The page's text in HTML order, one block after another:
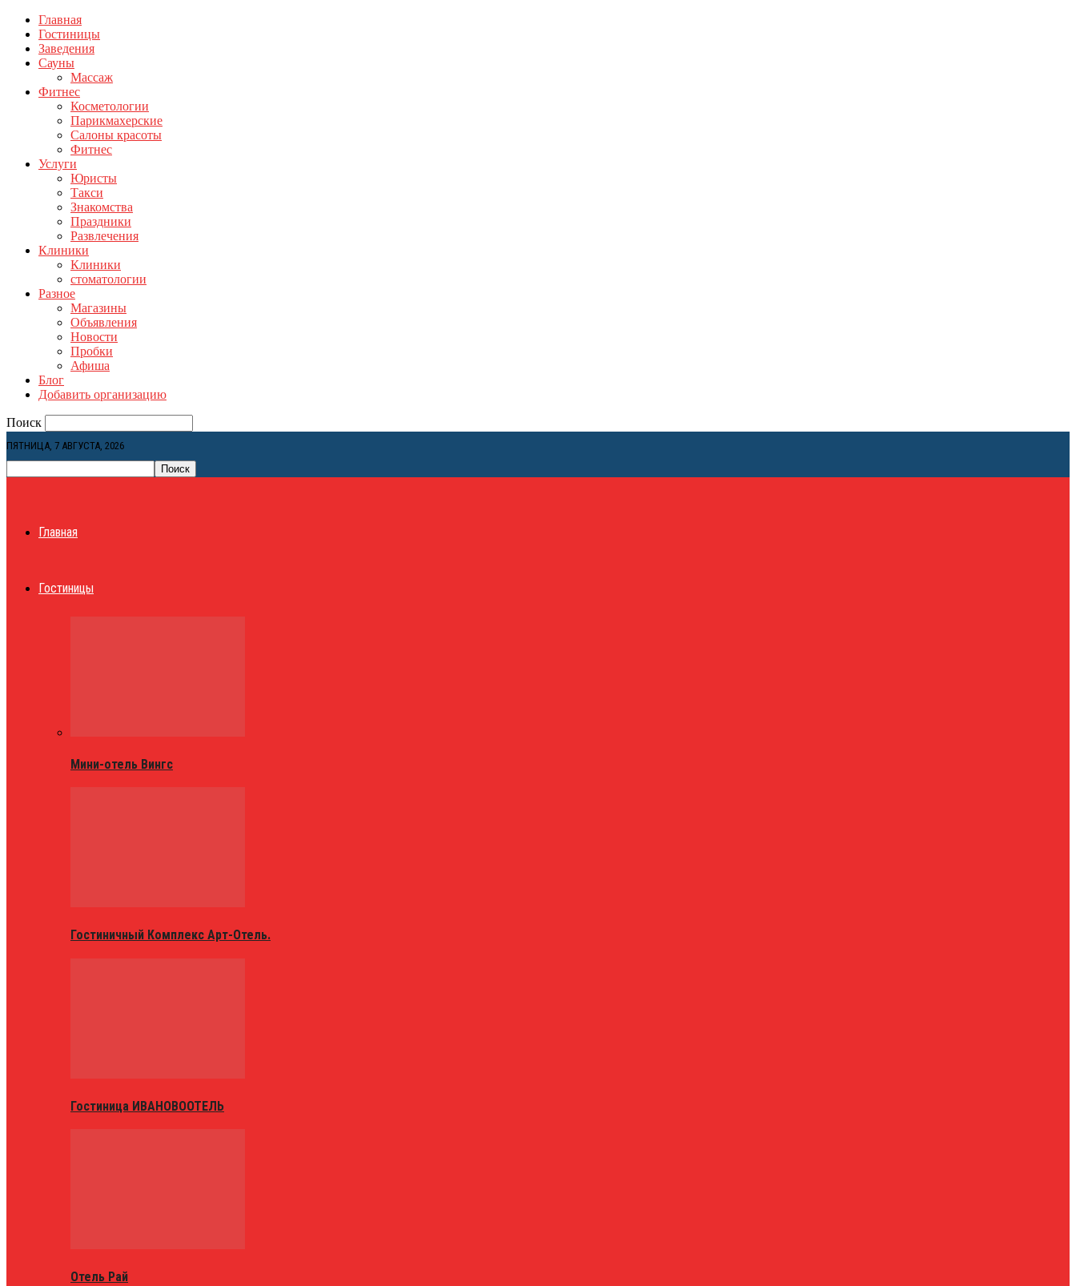
Главная
Гостиницы
Заведения
Сауны
Массаж
Фитнес
Косметологии
Парикмахерские
Салоны красоты
Фитнес
Услуги
Юристы
Такси
Знакомства
Праздники
Развлечения
Клиники
Клиники
стоматологии
Разное
Магазины
Объявления
Новости
Пробки
Афиша
Блог
Добавить организацию
Поиск
ПЯТНИЦА, 7 АВГУСТА, 2026
Главная
Гостиницы
Мини-отель Вингс
Гостиничный Комплекс Арт-Отель.
Гостиница ИВАНОВООТЕЛЬ
Отель Рай